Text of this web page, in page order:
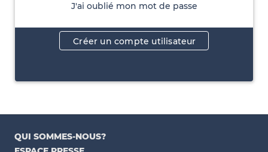
J'ai oublié mon mot de passe
Créer un compte utilisateur
QUI SOMMES-NOUS?